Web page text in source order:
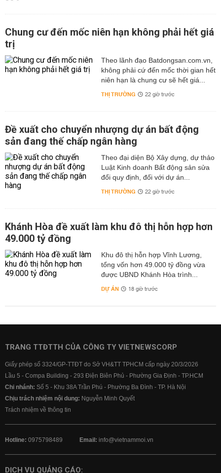
Chung cư đến mốc niên hạn không phải hết giá
trị
Theo lãnh đạo Batdongsan.com.vn,
không phải cứ đến mốc thời gian hết
niên hạn là chung cư sẽ hết giá...
THỊ TRƯỜNG 22 giờ trước
Đề xuất cho chuyển nhượng dự án bất động
sản đang thế chấp ngân hàng
Theo đại diện Bộ Xây dựng, dự thảo
Luật Kinh doanh Bất động sản sửa
đổi quy định, đối với dự án...
THỊ TRƯỜNG 22 giờ trước
Khánh Hòa đề xuất làm khu đô thị hỗn hợp hơn
49.000 tỷ đồng
Khu đô thị hỗn hợp Vĩnh Lương,
tổng vốn hơn 49.000 tỷ đồng vừa
được UBND Khánh Hòa trình...
DỰ ÁN 18 giờ trước
TRANG TTĐTTH CỦA CÔNG TY VIETNEWSCORP
Giấy phép số 3324/GP-TTĐT do Sở VH&TT TPHCM cấp ngày 20/3/2026
Lầu 5 - Compa Building - 293 Điện Biên Phủ - Phường Gia Định - TP.HCM
Chi nhánh: Số 5 - Khu 38A Trần Phú - Phường Ba Đình - TP. Hà Nội
Chịu trách nhiệm nội dung: Nguyễn Minh Quyết
Trách nhiệm về thông tin
Hotline: 0975798489 Email: info@vietnammoi.vn
DỊCH VỤ QUẢNG CÁO: